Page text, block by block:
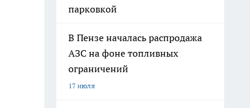
парковкой
В Пензе началась распродажа
АЗС на фоне топливных
ограничений
17 июля